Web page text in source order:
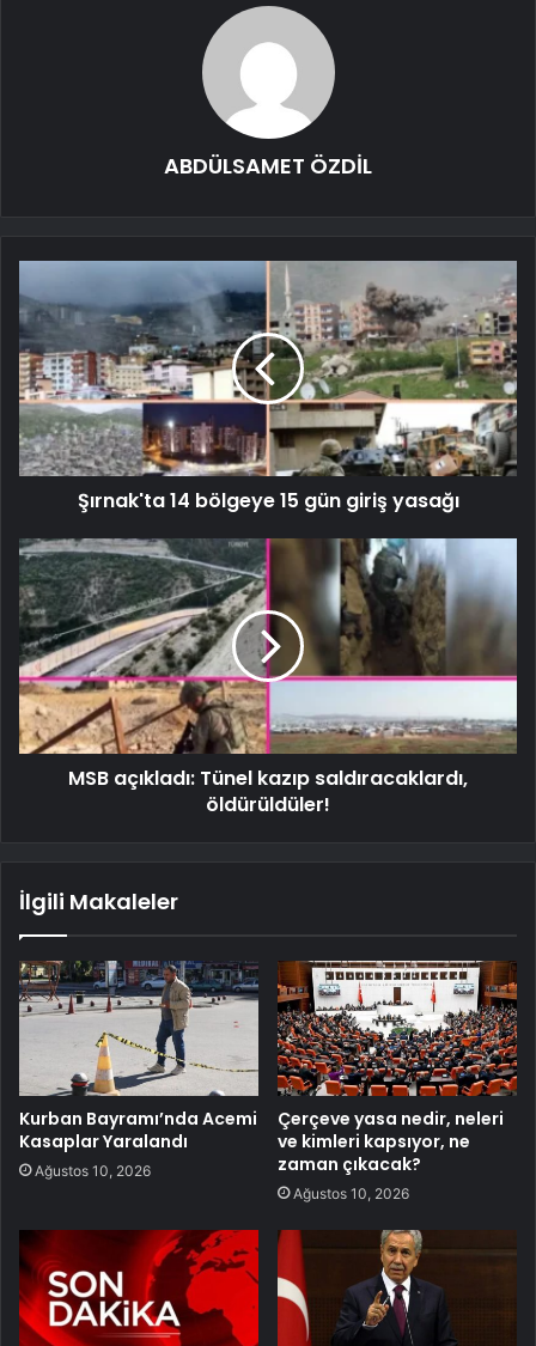
ABDÜLSAMET ÖZDİL
Şırnak'ta 14 bölgeye 15 gün giriş yasağı
MSB açıkladı: Tünel kazıp saldıracaklardı,
öldürüldüler!
İlgili Makaleler
Kurban Bayramı’nda Acemi
Kasaplar Yaralandı
Ağustos 10, 2026
Çerçeve yasa nedir, neleri
ve kimleri kapsıyor, ne
zaman çıkacak?
Ağustos 10, 2026